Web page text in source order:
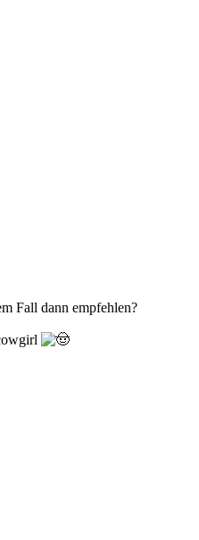
Fall dann empfehlen?